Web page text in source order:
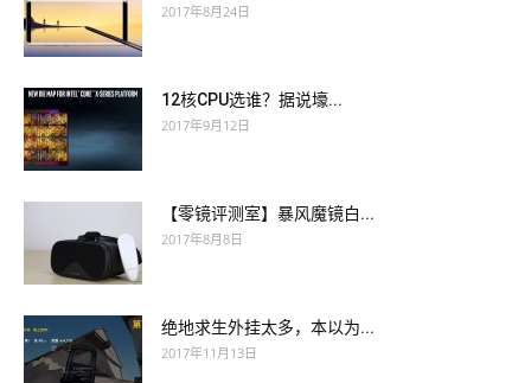
2017年8月24日
12核CPU选谁？据说壕...
2017年9月12日
【零镜评测室】暴风魔镜白...
2017年8月8日
绝地求生外挂太多，本以为...
2017年11月13日